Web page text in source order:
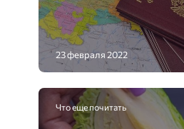
23 февраля 2022
Что еще почитать